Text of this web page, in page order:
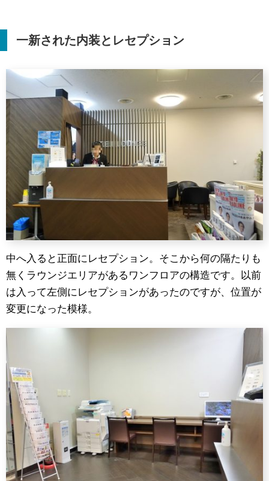
一新された内装とレセプション
中へ入ると正面にレセプション。そこから何の隔たりも
無くラウンジエリアがあるワンフロアの構造です。以前
は入って左側にレセプションがあったのですが、位置が
変更になった模様。